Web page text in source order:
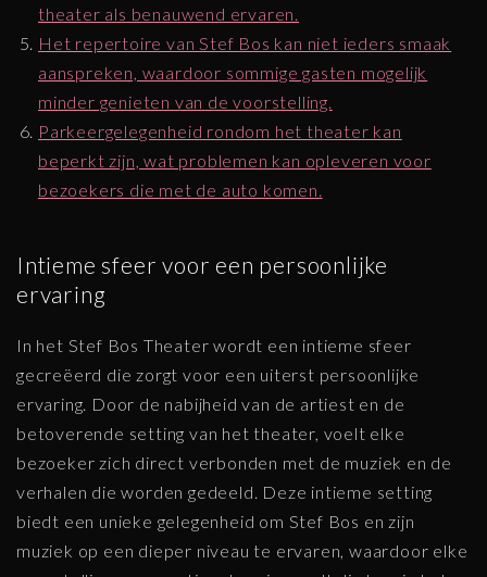
theater als benauwend ervaren.
Het repertoire van Stef Bos kan niet ieders smaak
aanspreken, waardoor sommige gasten mogelijk
minder genieten van de voorstelling.
Parkeergelegenheid rondom het theater kan
beperkt zijn, wat problemen kan opleveren voor
bezoekers die met de auto komen.
Intieme sfeer voor een persoonlijke
ervaring
In het Stef Bos Theater wordt een intieme sfeer
gecreëerd die zorgt voor een uiterst persoonlijke
ervaring. Door de nabijheid van de artiest en de
betoverende setting van het theater, voelt elke
bezoeker zich direct verbonden met de muziek en de
verhalen die worden gedeeld. Deze intieme setting
biedt een unieke gelegenheid om Stef Bos en zijn
muziek op een dieper niveau te ervaren, waardoor elke